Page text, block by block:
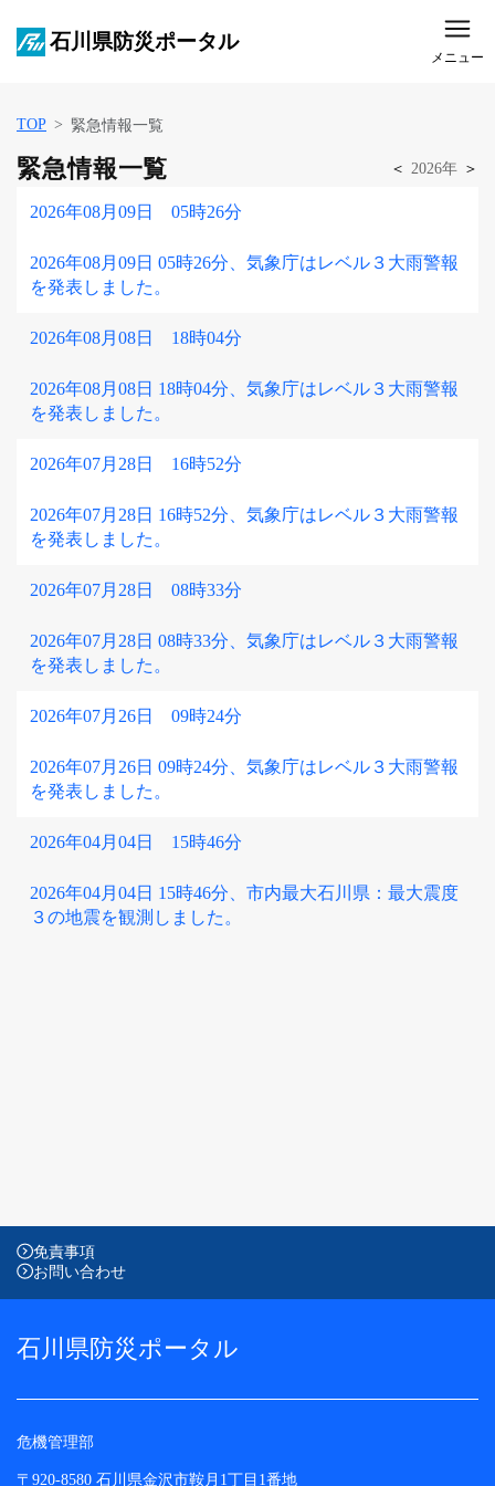
石川県防災ポータル
メニュー
TOP 緊急情報一覧
緊急情報一覧 ＜ 2026年 ＞
2026年08月09日 05時26分
2026年08月09日 05時26分、気象庁はレベル３大雨警報
を発表しました。
2026年08月08日 18時04分
2026年08月08日 18時04分、気象庁はレベル３大雨警報
を発表しました。
2026年07月28日 16時52分
2026年07月28日 16時52分、気象庁はレベル３大雨警報
を発表しました。
2026年07月28日 08時33分
2026年07月28日 08時33分、気象庁はレベル３大雨警報
を発表しました。
2026年07月26日 09時24分
2026年07月26日 09時24分、気象庁はレベル３大雨警報
を発表しました。
2026年04月04日 15時46分
2026年04月04日 15時46分、市内最大石川県：最大震度
３の地震を観測しました。
免責事項
お問い合わせ
石川県防災ポータル
危機管理部
〒920-8580 石川県金沢市鞍月1丁目1番地